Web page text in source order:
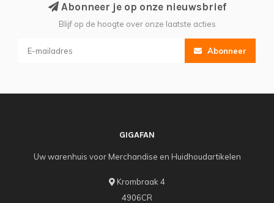
Abonneer je op onze nieuwsbrief
Blijf op de hoogte over onze laatste acties
Abonneer
GIGAFAN
Uw warenhuis voor Merchandise en Huidhoudartikelen
Krombraak 4
4906CR